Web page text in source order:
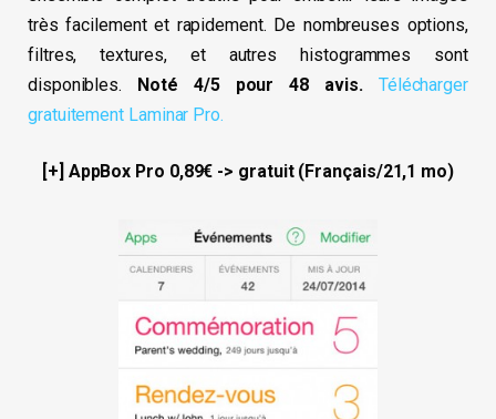
très facilement et rapidement. De nombreuses options,
filtres, textures, et autres histogrammes sont
disponibles. Noté 4/5 pour 48 avis.
Télécharger
gratuitement Laminar Pro.
[+] AppBox Pro 0,89€ -> gratuit (Français/21,1 mo)